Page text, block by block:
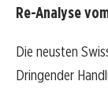
Re-Analyse
Die neusten
Dringender